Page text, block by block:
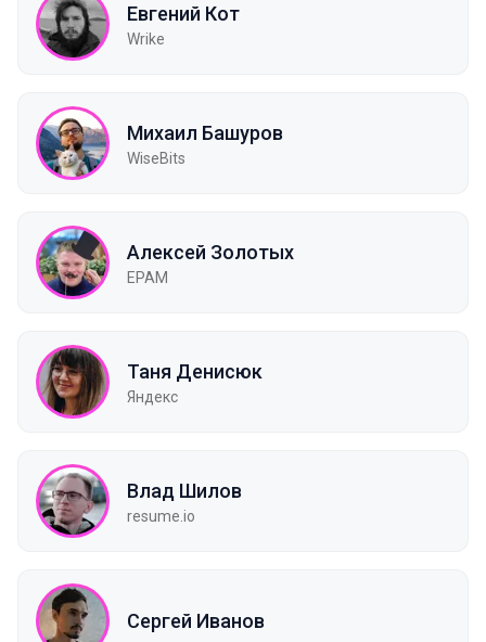
Евгений Кот
Wrike
Михаил Башуров
WiseBits
Алексей Золотых
EPAM
Таня Денисюк
Яндекс
Влад Шилов
resume.io
Сергей Иванов